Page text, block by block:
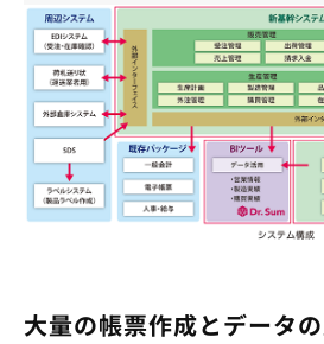
大量の帳票作成とデータ